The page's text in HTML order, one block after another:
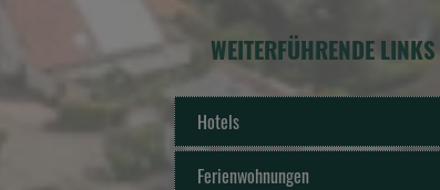
WEITERFÜHRENDE LINKS
Hotels
Ferienwohnungen